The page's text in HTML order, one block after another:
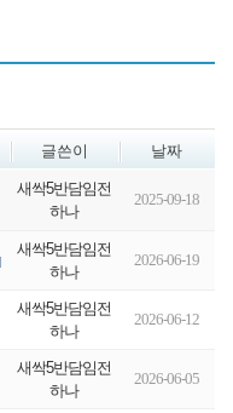
글쓴이 날짜
새싹5반담임전
하나
2025-09-18
새싹5반담임전
하나
2026-06-19
새싹5반담임전
하나
2026-06-12
새싹5반담임전
하나
2026-06-05